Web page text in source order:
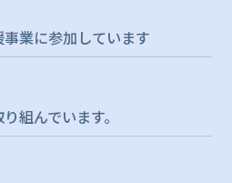
業に参加しています
組んでいます。